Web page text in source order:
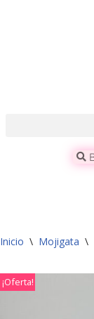
Inicio \ Mojigata \
¡Oferta!